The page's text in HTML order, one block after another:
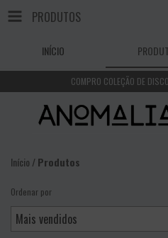
PRODUTOS
INÍCIO
COMPRO COLEÇÃO DE
Início /Produtos
Ordenar por